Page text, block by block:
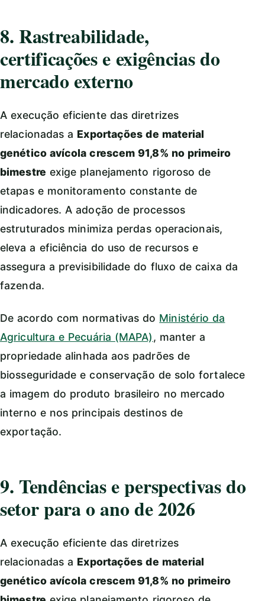
8. Rastreabilidade,
certificações e exigências do
mercado externo
A execução eficiente das diretrizes
relacionadas a Exportações de material
genético avícola crescem 91,8% no primeiro
bimestre exige planejamento rigoroso de
etapas e monitoramento constante de
indicadores. A adoção de processos
estruturados minimiza perdas operacionais,
eleva a eficiência do uso de recursos e
assegura a previsibilidade do fluxo de caixa da
fazenda.
De acordo com normativas do Ministério da
Agricultura e Pecuária (MAPA), manter a
propriedade alinhada aos padrões de
biosseguridade e conservação de solo fortalece
a imagem do produto brasileiro no mercado
interno e nos principais destinos de
exportação.
9. Tendências e perspectivas do
setor para o ano de 2026
A execução eficiente das diretrizes
relacionadas a Exportações de material
genético avícola crescem 91,8% no primeiro